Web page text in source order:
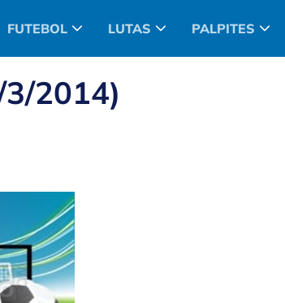
FUTEBOL LUTAS PALPITES
2014)